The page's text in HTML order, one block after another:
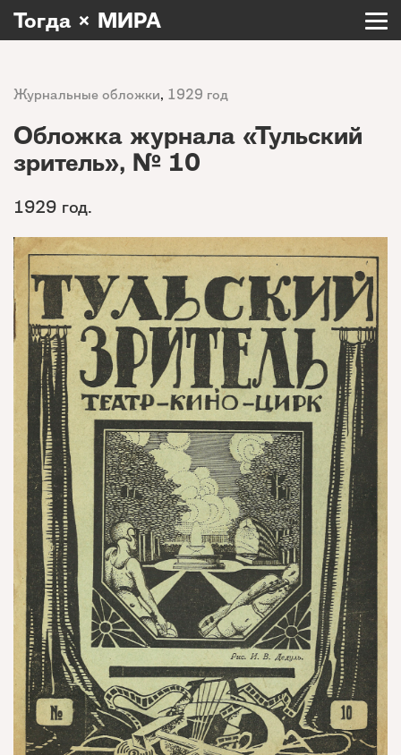
Тогда × МИРА
Журнальные обложки, 1929 год
Обложка журнала «Тульский
зритель», № 10
1929 год.